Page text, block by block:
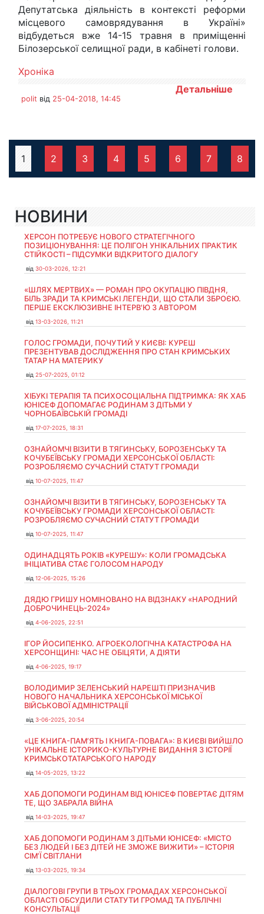
Депутатська діяльність в контексті реформи
місцевого самоврядування в Україні»
відбудеться вже 14-15 травня в приміщенні
Білозерської селищної ради, в кабінеті голови.
Хроніка
Детальніше
polit від 25-04-2018, 14:45
1 2 3 4 5 6 7 8
НОВИНИ
ХЕРСОН ПОТРЕБУЄ НОВОГО СТРАТЕГІЧНОГО
ПОЗИЦІОНУВАННЯ: ЦЕ ПОЛІГОН УНІКАЛЬНИХ ПРАКТИК
СТІЙКОСТІ – ПІДСУМКИ ВІДКРИТОГО ДІАЛОГУ
від 30-03-2026, 12:21
«ШЛЯХ МЕРТВИХ» — РОМАН ПРО ОКУПАЦІЮ ПІВДНЯ,
БІЛЬ ЗРАДИ ТА КРИМСЬКІ ЛЕГЕНДИ, ЩО СТАЛИ ЗБРОЄЮ.
ПЕРШЕ ЕКСКЛЮЗИВНЕ ІНТЕРВ'Ю З АВТОРОМ
від 13-03-2026, 11:21
ГОЛОС ГРОМАДИ, ПОЧУТИЙ У КИЄВІ: КУРЕШ
ПРЕЗЕНТУВАВ ДОСЛІДЖЕННЯ ПРО СТАН КРИМСЬКИХ
ТАТАР НА МАТЕРИКУ
від 25-07-2025, 01:12
ХІБУКІ ТЕРАПІЯ ТА ПСИХОСОЦІАЛЬНА ПІДТРИМКА: ЯК ХАБ
ЮНІСЕФ ДОПОМАГАЄ РОДИНАМ З ДІТЬМИ У
ЧОРНОБАЇВСЬКІЙ ГРОМАДІ
від 17-07-2025, 18:31
ОЗНАЙОМЧІ ВІЗИТИ В ТЯГИНСЬКУ, БОРОЗЕНСЬКУ ТА
КОЧУБЕЇВСЬКУ ГРОМАДИ ХЕРСОНСЬКОЇ ОБЛАСТІ:
РОЗРОБЛЯЄМО СУЧАСНИЙ СТАТУТ ГРОМАДИ
від 10-07-2025, 11:47
ОЗНАЙОМЧІ ВІЗИТИ В ТЯГИНСЬКУ, БОРОЗЕНСЬКУ ТА
КОЧУБЕЇВСЬКУ ГРОМАДИ ХЕРСОНСЬКОЇ ОБЛАСТІ:
РОЗРОБЛЯЄМО СУЧАСНИЙ СТАТУТ ГРОМАДИ
від 10-07-2025, 11:47
ОДИНАДЦЯТЬ РОКІВ «КУРЕШУ»: КОЛИ ГРОМАДСЬКА
ІНІЦІАТИВА СТАЄ ГОЛОСОМ НАРОДУ
від 12-06-2025, 15:26
ДЯДЮ ГРИШУ НОМІНОВАНО НА ВІДЗНАКУ «НАРОДНИЙ
ДОБРОЧИНЕЦЬ-2024»
від 4-06-2025, 22:51
ІГОР ЙОСИПЕНКО. АГРОЕКОЛОГІЧНА КАТАСТРОФА НА
ХЕРСОНЩИНІ: ЧАС НЕ ОБІЦЯТИ, А ДІЯТИ
від 4-06-2025, 19:17
ВОЛОДИМИР ЗЕЛЕНСЬКИЙ НАРЕШТІ ПРИЗНАЧИВ
НОВОГО НАЧАЛЬНИКА ХЕРСОНСЬКОЇ МІСЬКОЇ
ВІЙСЬКОВОЇ АДМІНІСТРАЦІЇ
від 3-06-2025, 20:54
«ЦЕ КНИГА-ПАМ’ЯТЬ І КНИГА-ПОВАГА»: В КИЄВІ ВИЙШЛО
УНІКАЛЬНЕ ІСТОРИКО-КУЛЬТУРНЕ ВИДАННЯ З ІСТОРІЇ
КРИМСЬКОТАТАРСЬКОГО НАРОДУ
від 14-05-2025, 13:22
ХАБ ДОПОМОГИ РОДИНАМ ВІД ЮНІСЕФ ПОВЕРТАЄ ДІТЯМ
ТЕ, ЩО ЗАБРАЛА ВІЙНА
від 14-03-2025, 19:47
ХАБ ДОПОМОГИ РОДИНАМ З ДІТЬМИ ЮНІСЕФ: «МІСТО
БЕЗ ЛЮДЕЙ І БЕЗ ДІТЕЙ НЕ ЗМОЖЕ ВИЖИТИ» – ІСТОРІЯ
СІМʼЇ СВІТЛАНИ
від 13-03-2025, 19:34
ДІАЛОГОВІ ГРУПИ В ТРЬОХ ГРОМАДАХ ХЕРСОНСЬКОЇ
ОБЛАСТІ ОБСУДИЛИ СТАТУТИ ГРОМАД ТА ПУБЛІЧНІ
КОНСУЛЬТАЦІЇ